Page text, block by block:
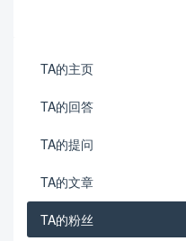
TA的主页
TA的回答
TA的提问
TA的文章
TA的粉丝